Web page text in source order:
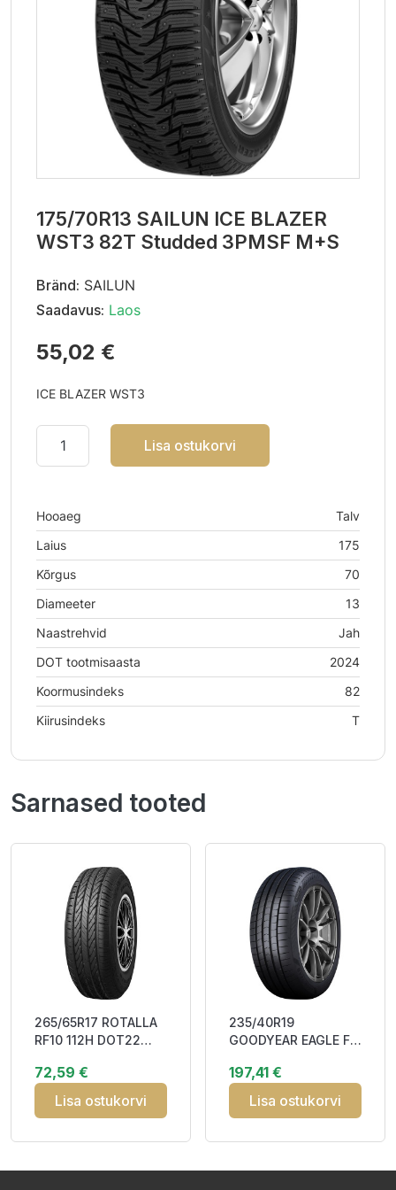
175/70R13 SAILUN ICE BLAZER
WST3 82T Studded 3PMSF M+S
Bränd: SAILUN
Saadavus: Laos
55,02 €
ICE BLAZER WST3
Lisa ostukorvi
Hooaeg
Talv
Laius
175
Kõrgus
70
Diameeter
13
Naastrehvid
Jah
DOT tootmisaasta
2024
Koormusindeks
82
Kiirusindeks
T
Sarnased tooted
265/65R17 ROTALLA
RF10 112H DOT22
72,59 €
Lisa ostukorvi
235/40R19
GOODYEAR EAGLE F1
FP
197,41 €
Lisa ostukorvi